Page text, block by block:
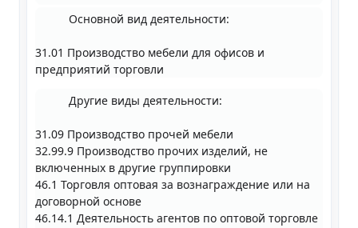
Основной вид деятельности:
31.01 Производство мебели для офисов и
предприятий торговли
Другие виды деятельности:
31.09 Производство прочей мебели
32.99.9 Производство прочих изделий, не
включенных в другие группировки
46.1 Торговля оптовая за вознаграждение или на
договорной основе
46.14.1 Деятельность агентов по оптовой торговле